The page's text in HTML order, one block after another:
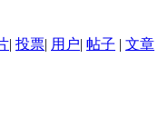
| 投票| 用户| 帖子 | 文章